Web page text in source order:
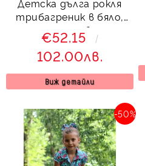
Детска дълга рокля
трибагреник в бяло,
зелено и червено с
пола с обръчи
€52.15
102.00лв.
Виж детайли
-50%